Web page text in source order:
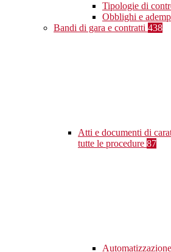
Tipologie di
Obblighi e
Bandi di gara e contratti 438
Atti e documenti di
tutte le procedure 87